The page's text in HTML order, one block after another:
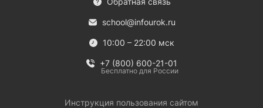
school@infourok.ru
10:00 – 22:00 мск
+7 (800) 600-21-01
Бесплатно для России
Инструкция пользования сайтом